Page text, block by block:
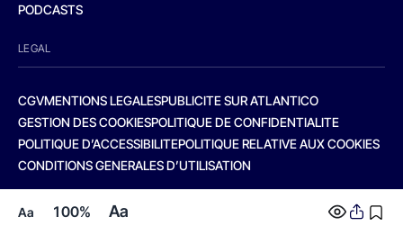
Aa 100% Aa
PODCASTS
LEGAL
CGVMENTIONS LEGALESPUBLICITE SUR ATLANTICO
GESTION DES COOKIESPOLITIQUE DE CONFIDENTIALITE
POLITIQUE D’ACCESSIBILITEPOLITIQUE RELATIVE AUX COOKIES
CONDITIONS GENERALES D’UTILISATION